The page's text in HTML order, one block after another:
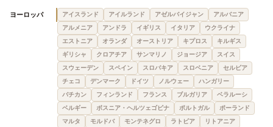
ヨーロッパ アイスランド アイルランド アゼルバイジャン
アルバニア
アルメニア
アンドラ イギリス イタリア
ウクライナ
エストニア
オランダ オーストリア キプロス
キルギス
ギリシャ
クロアチア サンマリノ ジョージア
スイス
スウェーデン
スペイン スロバキア スロベニア
セルビア
チェコ
デンマーク ドイツ ノルウェー
ハンガリー
バチカン
フィンランド フランス ブルガリア
ベラルーシ
ベルギー
ボスニア・ヘルツェゴビナ ポルトガル
ポーランド
マルタ
モルドバ モンテネグロ ラトビア
リトアニア